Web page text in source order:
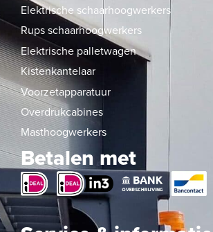
Elektrische schaarhoogwerkers
Rups schaarhoogwerkers
Elektrische palletwagen
Kistenkantelaar
Voorzetapparatuur
Overdrukcabines
Masthoogwerkers
Betalen met